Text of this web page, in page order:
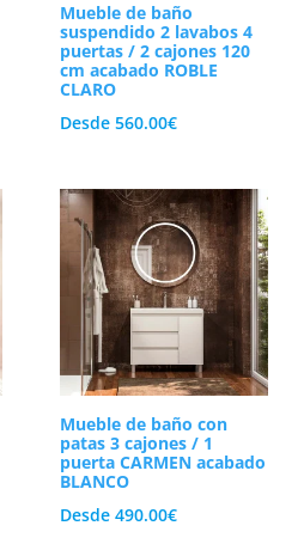
Mueble de baño
suspendido 2 lavabos 4
puertas / 2 cajones 120
cm acabado ROBLE
CLARO
Desde560.00€
Mueble de baño con
patas 3 cajones / 1
puerta CARMEN acabado
BLANCO
Desde490.00€